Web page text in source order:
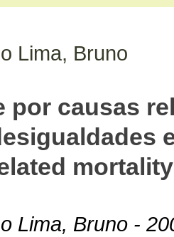
Lima, Bruno
por causas
Lima, Bruno -